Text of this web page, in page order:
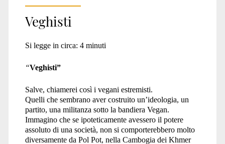
<span>vegan
estremisti</span>
Veghisti
Si legge in circa: 4 minuti
“Veghisti”
Salve, chiamerei così i vegani estremisti.
Quelli che sembrano aver costruito un’ideologia, un
partito, una militanza sotto la bandiera Vegan.
Immagino che se ipoteticamente avessero il potere
assoluto di una società, non si comporterebbero molto
diversamente da Pol Pot, nella Cambogia dei Khmer